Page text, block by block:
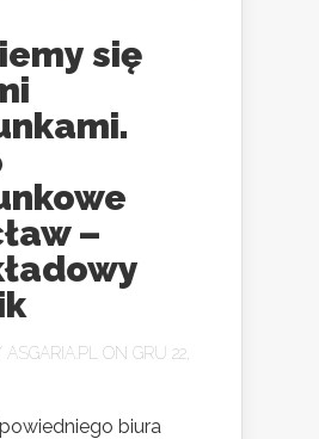
się
–
ASGARIA.PL
ON GRU 22,
biura